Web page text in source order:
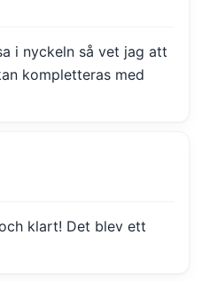
i nyckeln så vet jag att
kompletteras med
klart! Det blev ett